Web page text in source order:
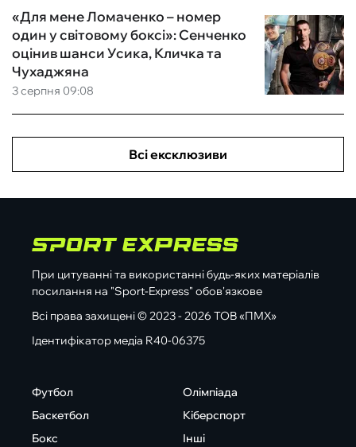
3 серпня 09:08
«Для мене Ломаченко – номер
один у світовому боксі»: Сенченко
оцінив шанси Усика, Кличка та
Чухаджяна
Всі ексклюзиви
При цитуванні та використанні будь-яких матеріалів
посилання на "Sport-Express" обов'язкове
Всі права захищені © 2023 - 2026 ТОВ «ПМХ»
Ідентифікатор медіа R40-06375
Футбол
Баскетбол
Бокс
Олімпіада
Кіберспорт
Інші